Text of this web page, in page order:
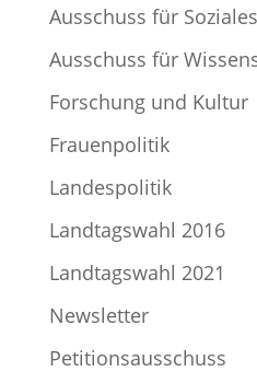
Ausschuss für
Ausschuss für
Forschung und Kultur
Frauenpolitik
Landespolitik
Landtagswahl 2016
Landtagswahl 2021
Newsletter
Petitionsausschuss